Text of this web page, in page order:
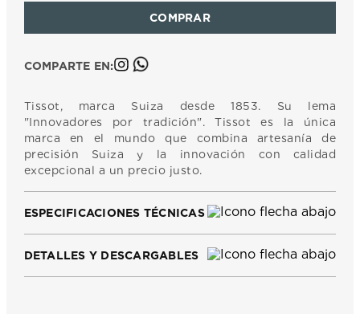
COMPARTE EN:
Tissot, marca Suiza desde 1853. Su lema
"Innovadores por tradición". Tissot es la única
marca en el mundo que combina artesanía de
precisión Suiza y la innovación con calidad
excepcional a un precio justo.
ESPECIFICACIONES TÉCNICAS
DETALLES Y DESCARGABLES